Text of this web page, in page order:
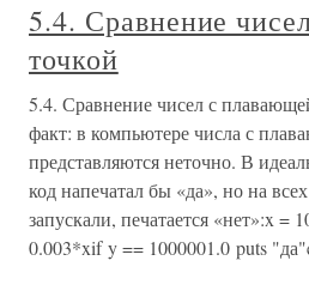
5.4. Сравнение
точкой
5.4. Сравнение чисел с
факт: в компьютере числа с
представляются неточно. В
код напечатал бы «да», но на
запускали, печатается «нет»:x =
0.003*xif y == 1000001.0 puts